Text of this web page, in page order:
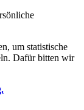
um statistische
Dafür bitten wir